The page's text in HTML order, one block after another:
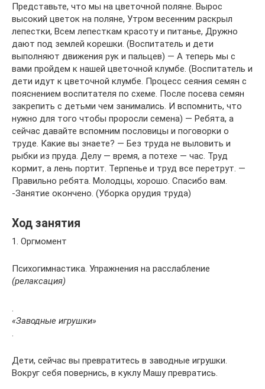
Представьте, что мы на цветочной поляне. Вырос
высокий цветок на поляне, Утром весенним раскрыл
лепестки, Всем лепесткам красоту и питанье, Дружно
дают под землей корешки. (Воспитатель и дети
выполняют движения рук и пальцев) — А теперь мы с
вами пройдем к нашей цветочной клумбе. (Воспитатель и
дети идут к цветочной клумбе. Процесс сеяния семян с
пояснением воспитателя по схеме. После посева семян
закрепить с детьми чем занимались. И вспомнить, что
нужно для того чтобы проросли семена) — Ребята, а
сейчас давайте вспомним пословицы и поговорки о
труде. Какие вы знаете? — Без труда не выловить и
рыбки из пруда. Делу — время, а потехе — час. Труд
кормит, а лень портит. Терпенье и труд все перетрут. —
Правильно ребята. Молодцы, хорошо. Спасибо вам.
-Занятие окончено. (Уборка орудия труда)
Ход занятия
1. Оргмомент
Психогимнастика. Упражнения на расслабление
(релаксация)
.
«Заводные игрушки»
.
Дети, сейчас вы превратитесь в заводные игрушки.
Вокруг себя повернись, в куклу Машу превратись.